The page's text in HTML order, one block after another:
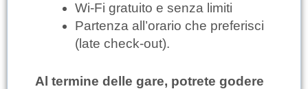
Wi-Fi gratuito e senza limiti
Partenza all’orario che preferisci
(late check-out).
Al termine delle gare, potrete godere